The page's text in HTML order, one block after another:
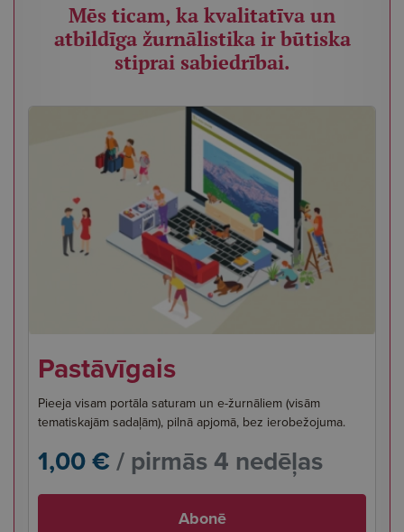
Mēs ticam, ka kvalitatīva un
atbildīga žurnālistika ir būtiska
stiprai sabiedrībai.
Pastāvīgais
Pieeja visam portāla saturam un e-žurnāliem (visām
tematiskajām sadaļām), pilnā apjomā, bez ierobežojuma.
1,00 €/ pirmās 4 nedēļas
Abonē